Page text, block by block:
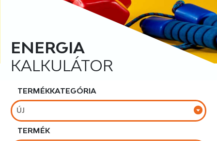
ENERGIA
KALKULÁTOR
TERMÉKKATEGÓRIA
ÚJ
TERMÉK